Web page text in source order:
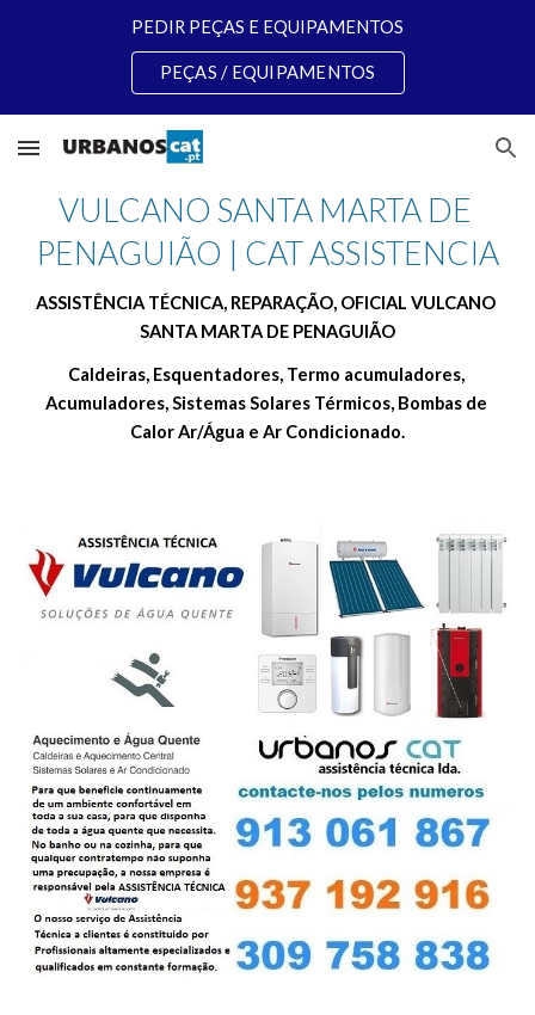
PEDIR PEÇAS E EQUIPAMENTOS
PEÇAS / EQUIPAMENTOS
VULCANO SANTA MARTA DE
PENAGUIÃO | CAT ASSISTENCIA
ASSISTÊNCIA TÉCNICA, REPARAÇÃO, OFICIAL VULCANO
SANTA MARTA DE PENAGUIÃO
Caldeiras, Esquentadores, Termo acumuladores,
Acumuladores, Sistemas Solares Térmicos, Bombas de
Calor Ar/Água e Ar Condicionado.